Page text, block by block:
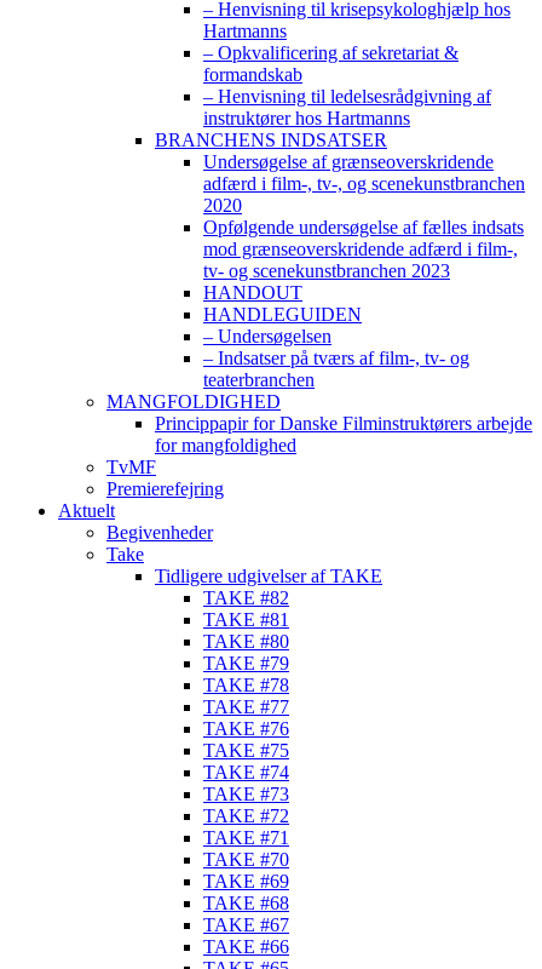
– Henvisning til krisepsykologhjælp hos
Hartmanns
– Opkvalificering af sekretariat &
formandskab
– Henvisning til ledelsesrådgivning af
instruktører hos Hartmanns
BRANCHENS INDSATSER
Undersøgelse af grænseoverskridende
adfærd i film-, tv-, og scenekunstbranchen
2020
Opfølgende undersøgelse af fælles indsats
mod grænseoverskridende adfærd i film-,
tv- og scenekunstbranchen 2023
HANDOUT
HANDLEGUIDEN
– Undersøgelsen
– Indsatser på tværs af film-, tv- og
teaterbranchen
MANGFOLDIGHED
Princippapir for Danske Filminstruktørers arbejde
for mangfoldighed
TvMF
Premierefejring
Aktuelt
Begivenheder
Take
Tidligere udgivelser af TAKE
TAKE #82
TAKE #81
TAKE #80
TAKE #79
TAKE #78
TAKE #77
TAKE #76
TAKE #75
TAKE #74
TAKE #73
TAKE #72
TAKE #71
TAKE #70
TAKE #69
TAKE #68
TAKE #67
TAKE #66